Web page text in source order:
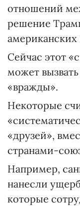
отношений
решение
американских
Сейчас этот
может
«вражды».
Некоторые
«друзей»,
странами-
Например,
нанесли
которые